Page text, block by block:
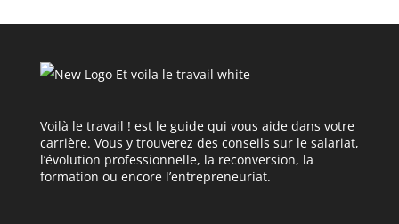
Voilà le travail ! est le guide qui vous aide dans votre
carrière. Vous y trouverez des conseils sur le salariat,
l’évolution professionnelle, la reconversion, la
formation ou encore l’entrepreneuriat.